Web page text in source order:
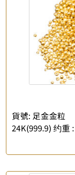
貨號: 足金金粒
24K(999.9) 约重 :